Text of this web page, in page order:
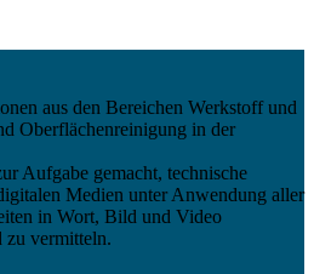
aus den Bereichen Werkstoff und
Oberflächenreinigung in der
Aufgabe gemacht, technische
Medien unter Anwendung aller
in Wort, Bild und Video
zu vermitteln.